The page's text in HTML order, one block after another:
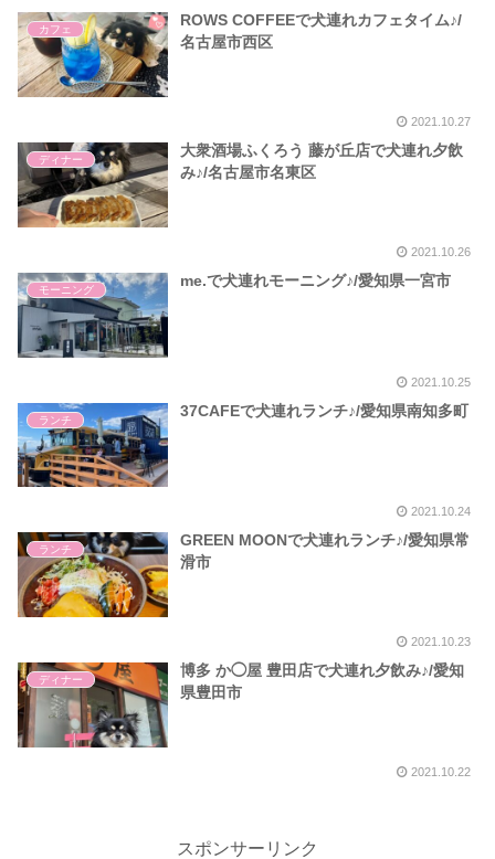
カフェ
ROWS COFFEEで犬連れカフェタイム♪/
名古屋市西区
2021.10.27
ディナー
大衆酒場ふくろう 藤が丘店で犬連れ夕飲
み♪/名古屋市名東区
2021.10.26
モーニング
me.で犬連れモーニング♪/愛知県一宮市
2021.10.25
ランチ
37CAFEで犬連れランチ♪/愛知県南知多町
2021.10.24
ランチ
GREEN MOONで犬連れランチ♪/愛知県常
滑市
2021.10.23
ディナー
博多 か◯屋 豊田店で犬連れ夕飲み♪/愛知
県豊田市
2021.10.22
スポンサーリンク